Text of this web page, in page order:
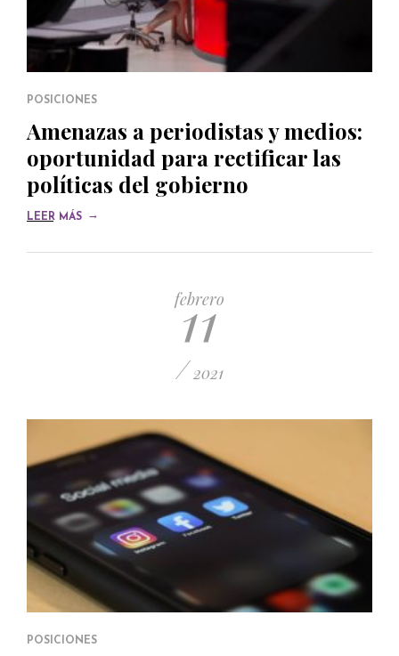
POSICIONES
Amenazas a periodistas y medios:
oportunidad para rectificar las
políticas del gobierno
LEER MÁS →
febrero
11
/ 2021
POSICIONES